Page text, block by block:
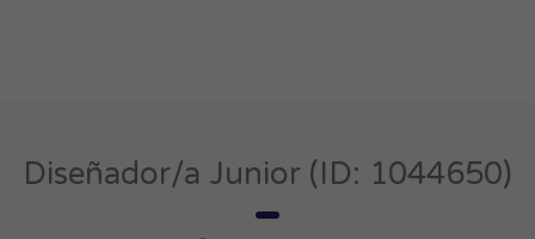
Diseñador/a Junior (ID: 1044650)